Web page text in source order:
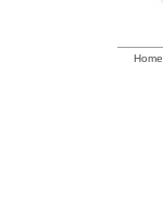
Home